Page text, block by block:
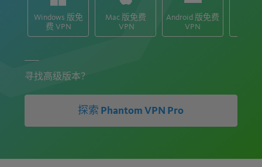
Windows 版免
费 VPN
Mac 版免费
VPN
Android 版免费
VPN
寻找高级版本？
探索 Phantom VPN Pro